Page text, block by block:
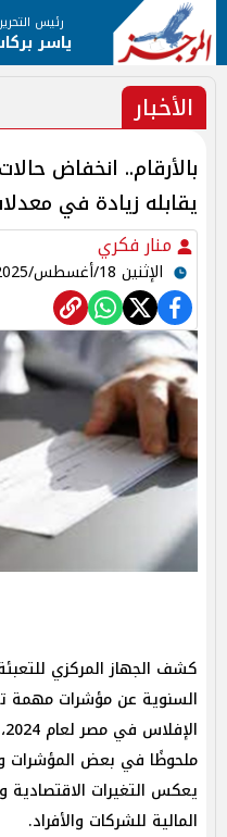
رئيس التحرير
ياسر
الأخبار
بالأرقام.. انخفاض
يقابله زيادة في معدلات
منار فكري
الإثنين 18/أغسطس/2025 - 02:15 م
كشف الجهاز المركزي
السنوية عن مؤشرات
ملحوظًا في بعض المؤشرات
يعكس التغيرات الاقتصادية
المالية للشركات والأفراد.